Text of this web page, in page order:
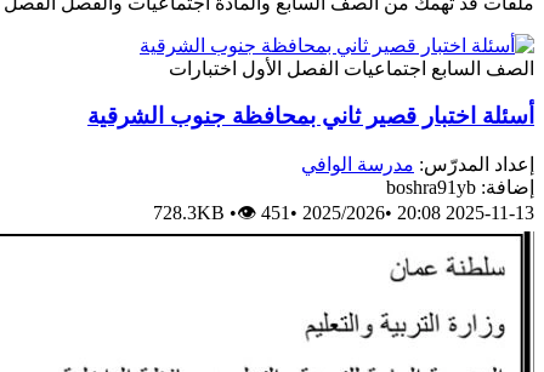
الصف السابع اجتماعيات الفصل الأول اختبارات
أسئلة اختبار قصير ثاني بمحافظة جنوب الشرقية
إعداد المدرّس: مدرسة الوافي
إضافة: boshra91yb
2025-11-13 20:08
•
2025/2026
•
728.3KB •👁 451